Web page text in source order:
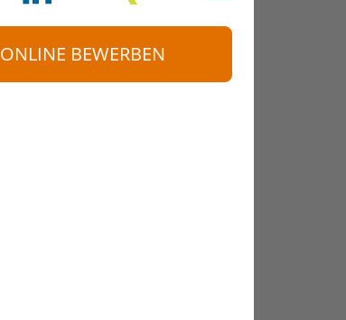
ONLINE BEWERBEN